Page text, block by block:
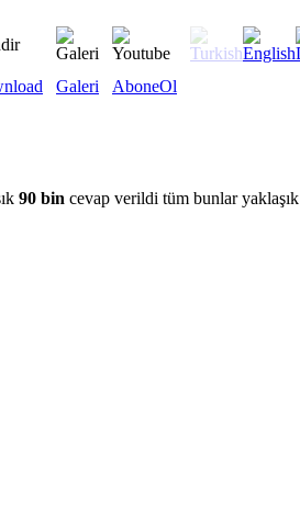
Galeri AboneOl
90 bin cevap verildi tüm bunlar yaklaşık